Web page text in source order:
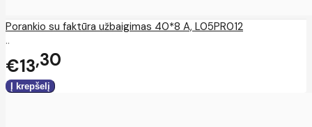
Porankio su faktūra užbaigimas 40*8 A, L05PR012
..
€13 30